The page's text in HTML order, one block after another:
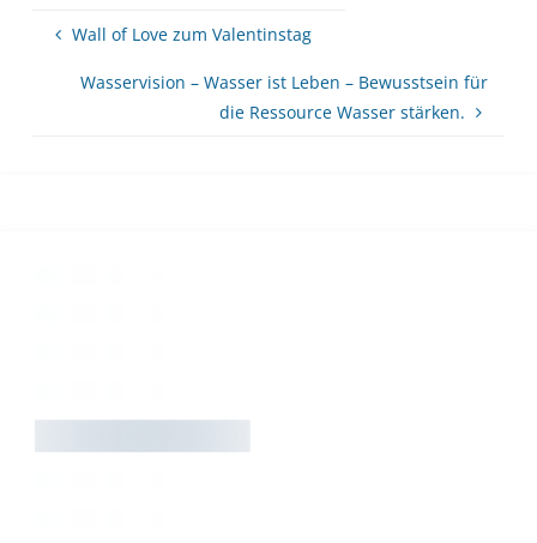
Wall of Love zum Valentinstag
Wasservision – Wasser ist Leben – Bewusstsein für
die Ressource Wasser stärken.